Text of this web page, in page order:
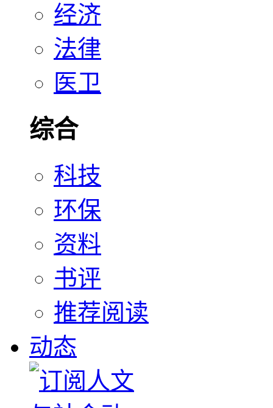
经济
法律
医卫
综合
科技
环保
资料
书评
推荐阅读
动态